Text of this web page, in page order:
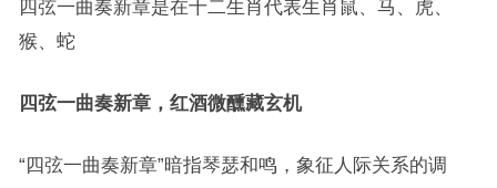
四弦一曲奏新章是在十二生肖代表生肖鼠、马、虎、
猴、蛇
四弦一曲奏新章，红酒微醺藏玄机
“四弦一曲奏新章”暗指琴瑟和鸣，象征人际关系的调